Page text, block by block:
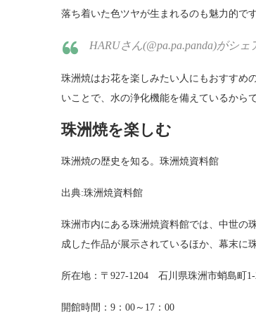
落ち着いた色ツヤが生まれるのも魅力的です
HARUさん(@pa.pa.panda)がシ
珠洲焼はお花を楽しみたい人にもおすすめ
いことで、水の浄化機能を備えているから
珠洲焼を楽しむ
珠洲焼の歴史を知る。珠洲焼資料館
出典:珠洲焼資料館
珠洲市内にある珠洲焼資料館では、中世の
成した作品が展示されているほか、幕末に
所在地：〒927-1204 石川県珠洲市蛸島町1-
開館時間：9：00～17：00